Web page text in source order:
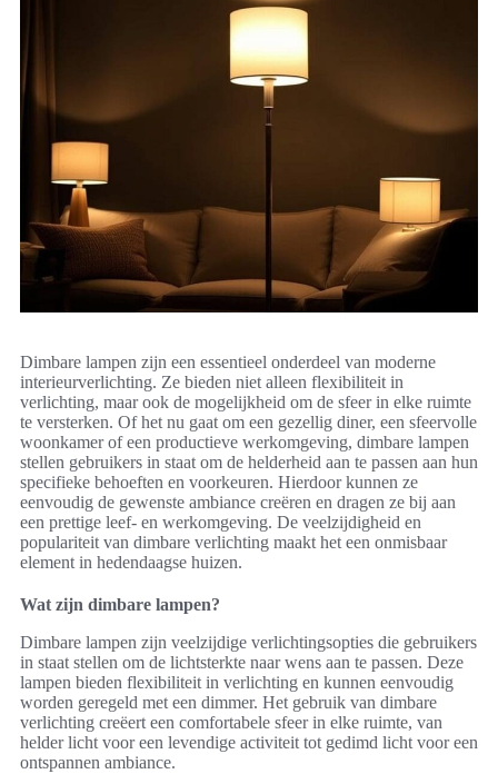
Dimbare lampen zijn een essentieel onderdeel van moderne
interieurverlichting. Ze bieden niet alleen flexibiliteit in
verlichting, maar ook de mogelijkheid om de sfeer in elke ruimte
te versterken. Of het nu gaat om een gezellig diner, een sfeervolle
woonkamer of een productieve werkomgeving, dimbare lampen
stellen gebruikers in staat om de helderheid aan te passen aan hun
specifieke behoeften en voorkeuren. Hierdoor kunnen ze
eenvoudig de gewenste ambiance creëren en dragen ze bij aan
een prettige leef- en werkomgeving. De veelzijdigheid en
populariteit van dimbare verlichting maakt het een onmisbaar
element in hedendaagse huizen.
Wat zijn dimbare lampen?
Dimbare lampen zijn veelzijdige verlichtingsopties die gebruikers
in staat stellen om de lichtsterkte naar wens aan te passen. Deze
lampen bieden flexibiliteit in verlichting en kunnen eenvoudig
worden geregeld met een dimmer. Het gebruik van dimbare
verlichting creëert een comfortabele sfeer in elke ruimte, van
helder licht voor een levendige activiteit tot gedimd licht voor een
ontspannen ambiance.